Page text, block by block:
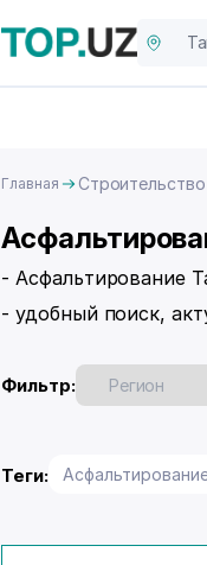
Главная
- Асфальтирование
- удобный поиск,
Фильтр:
Теги: